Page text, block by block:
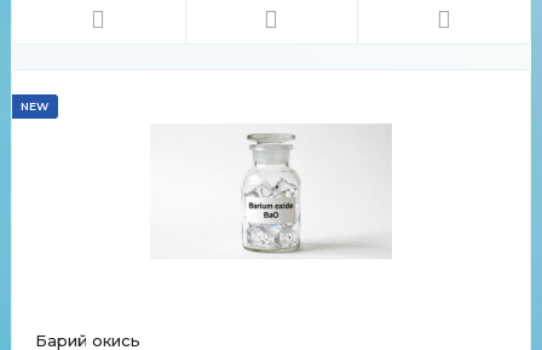
кристаллы. Не растворяется в воде.
NEW
Барий окись